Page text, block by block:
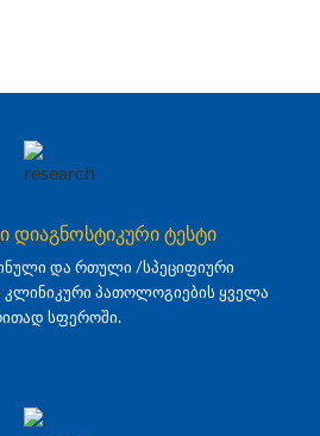
დიაგნოსტიკური ტესტი
და რთული /სპეციფიური
კლინიკური პათოლოგიების ყველა
სფეროში.